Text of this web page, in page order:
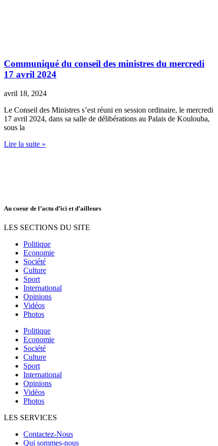
Communiqué du conseil des ministres du mercredi
17 avril 2024
avril 18, 2024
Le Conseil des Ministres s’est réuni en session ordinaire, le mercredi
17 avril 2024, dans sa salle de délibérations au Palais de Koulouba,
sous la
Lire la suite »
Au coeur de l’actu d’ici et d’ailleurs
LES SECTIONS DU SITE
Politique
Economie
Société
Culture
Sport
International
Opinions
Vidéos
Photos
Politique
Economie
Société
Culture
Sport
International
Opinions
Vidéos
Photos
LES SERVICES
Contactez-Nous
Qui sommes-nous